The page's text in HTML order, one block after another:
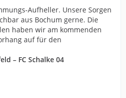
Aufheller. Unsere Sorgen
aus Bochum gerne. Die
haben wir am kommenden
auf für den
– FC Schalke 04